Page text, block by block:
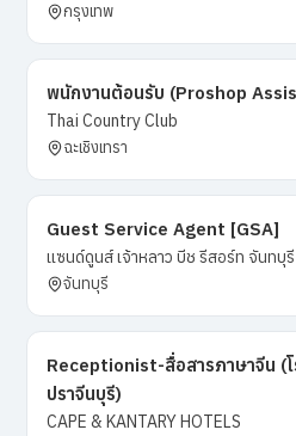
กรุงเทพ
พนักงานต้อนรับ (Proshop
Thai Country Club
ฉะเชิงเทรา
Guest Service Agent [GSA]
แซนด์ดูนส์ เจ้าหลาว บีช รีสอร์ท จันทบุรี
จันทบุรี
Receptionist-สื่อสารภาษาจีน (
ปราจีนบุรี)
CAPE & KANTARY HOTELS